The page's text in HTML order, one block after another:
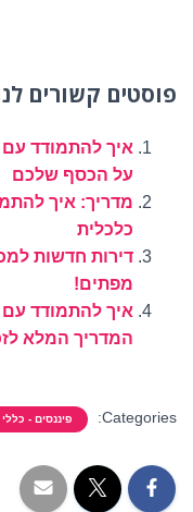
פוסטים קשורים
איך להתמודד עם
על הכסף שלכם
מדריך: איך
כלכלית
מפתים!
איך להתמודד
המדריך המלא
Categories: פיננסים - כללי